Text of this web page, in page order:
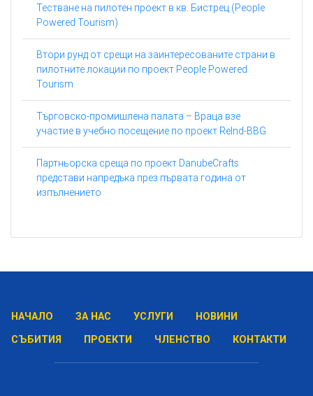
Тестване на пилотен проект в кв. Бистрец (People
Powered Tourism)
Втори рунд от срещи на заинтересованите страни в
пилотните локации по проект People Powered
Tourism
Търговско-промишлена палата – Враца взе
участие в учебно посещение по проект ReInd-BBG
Партньорска среща по проект DanubeCrafts
представи напредъка през първата година от
изпълнението
НАЧАЛО ЗА НАС УСЛУГИ
НОВИНИ
СЪБИТИЯ
ПРОЕКТИ ЧЛЕНСТВО КОНТАКТИ